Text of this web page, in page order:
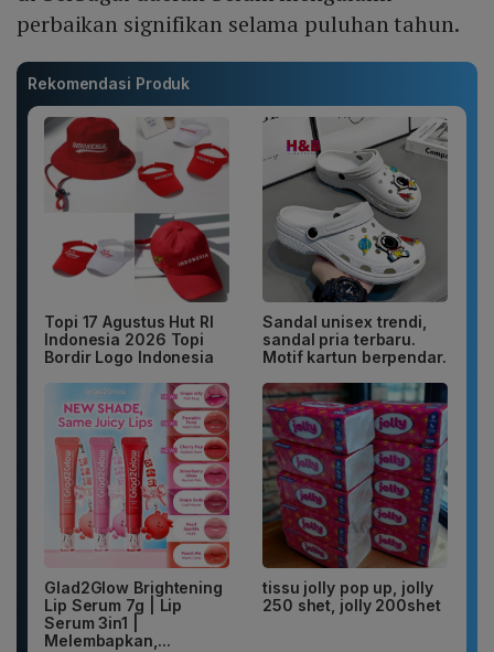
perbaikan signifikan selama puluhan tahun.
Rekomendasi Produk
Topi 17 Agustus Hut RI
Indonesia 2026 Topi
Bordir Logo Indonesia
Sandal unisex trendi,
sandal pria terbaru.
Motif kartun berpendar.
Glad2Glow Brightening
Lip Serum 7g | Lip
Serum 3in1 |
Melembapkan,...
tissu jolly pop up, jolly
250 shet, jolly 200shet